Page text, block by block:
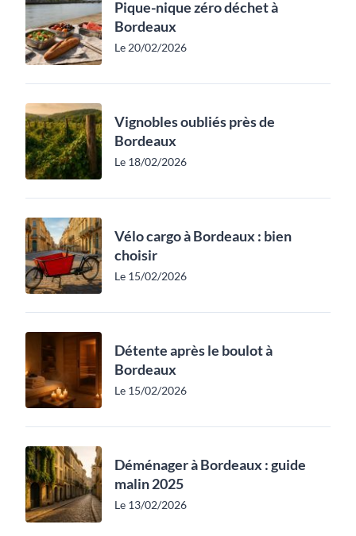
Pique-nique zéro déchet à
Bordeaux
Le 20/02/2026
Vignobles oubliés près de
Bordeaux
Le 18/02/2026
Vélo cargo à Bordeaux : bien
choisir
Le 15/02/2026
Détente après le boulot à
Bordeaux
Le 15/02/2026
Déménager à Bordeaux : guide
malin 2025
Le 13/02/2026